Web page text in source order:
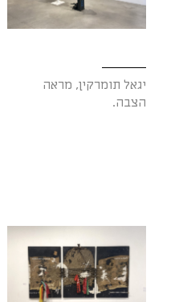
יגאל תומרקין, מראה
הצבה.